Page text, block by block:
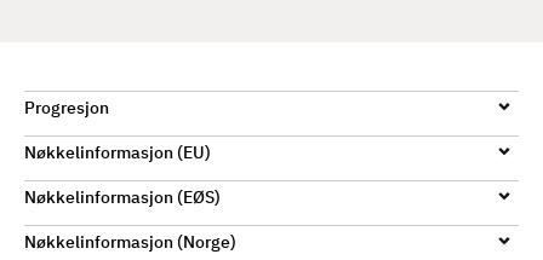
Progresjon
Nøkkelinformasjon (EU)
Nøkkelinformasjon (EØS)
Nøkkelinformasjon (Norge)